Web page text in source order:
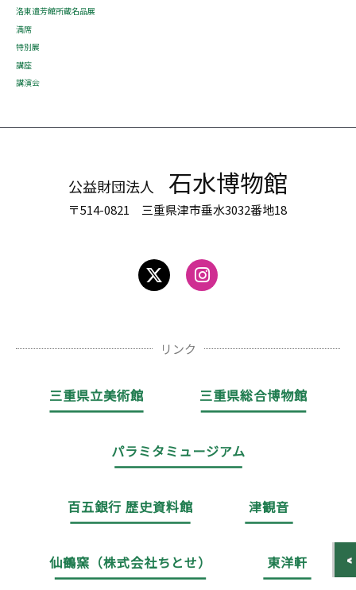
洛東遺芳館所蔵名品展
満席
特別展
講座
講演会
公益財団法人 石水博物館
〒514-0821 三重県津市垂水3032番地18
リンク
三重県立美術館 三重県総合博物館
パラミタミュージアム
百五銀行 歴史資料館 津観音
仙鶴窯（株式会社ちとせ） 東洋軒